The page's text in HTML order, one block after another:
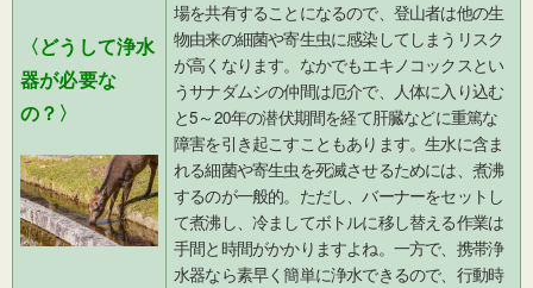
〈どうして浄水
器が必要な
の？〉
場を共有することになるので、登山者は他の生
物由来の細菌や寄生虫に感染してしまうリスク
が高くなります。なかでもエキノコックスとい
うサナダムシの仲間は厄介で、人体に入り込む
と5～20年の潜伏期間を経て肝臓などに重篤な
障害を引き起こすこともあります。生水に含ま
れる細菌や寄生虫を死滅させるためには、煮沸
するのが一般的。ただし、バーナーをセットし
て煮沸し、冷ましてボトルに移し替える作業は
手間と時間がかかりますよね。一方で、携帯浄
水器なら素早く簡単に浄水できるので、行動時